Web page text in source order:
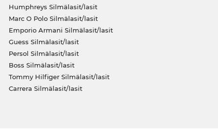
Humphreys Silmälasit/lasit
Marc O Polo Silmälasit/lasit
Emporio Armani Silmälasit/lasit
Guess Silmälasit/lasit
Persol Silmälasit/lasit
Boss Silmälasit/lasit
Tommy Hilfiger Silmälasit/lasit
Carrera Silmälasit/lasit